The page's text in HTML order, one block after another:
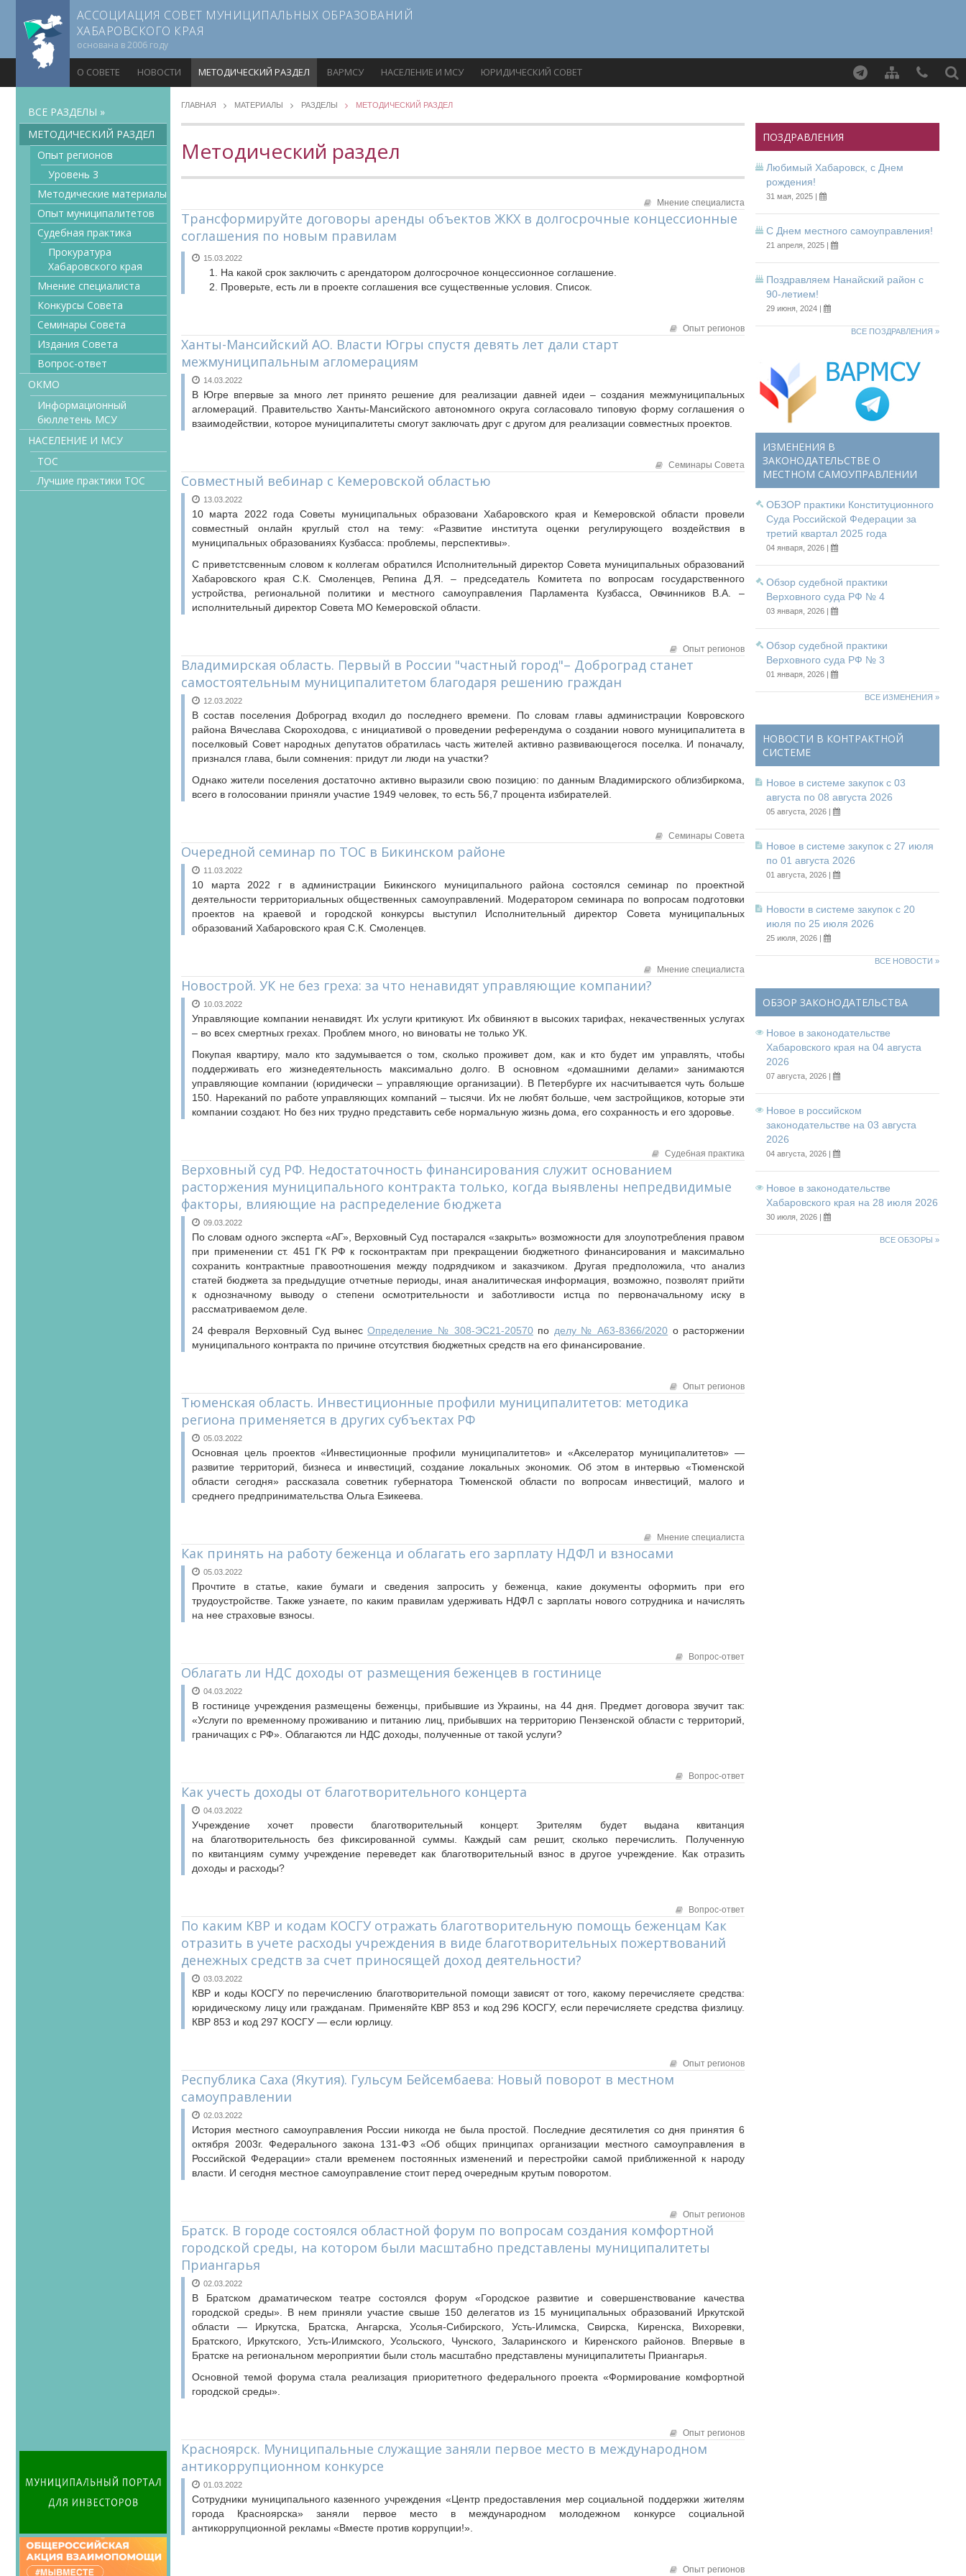
АССОЦИАЦИЯ СОВЕТ МУНИЦИПАЛЬНЫХ ОБРАЗОВАНИЙ
ХАБАРОВСКОГО КРАЯ
основана в 2006 году
О СОВЕТЕ НОВОСТИ МЕТОДИЧЕСКИЙ РАЗДЕЛ ВАРМСУ НАСЕЛЕНИЕ И МСУ ЮРИДИЧЕСКИЙ СОВЕТ
ВСЕ РАЗДЕЛЫ »
МЕТОДИЧЕСКИЙ РАЗДЕЛ
Опыт регионов
Уровень 3
Методические материалы
Опыт муниципалитетов
Судебная практика
Прокуратура
Хабаровского края
Мнение специалиста
Конкурсы Совета
Семинары Совета
Издания Совета
Вопрос-ответ
ОКМО
Информационный
бюллетень МСУ
НАСЕЛЕНИЕ И МСУ
ТОС
Лучшие практики ТОС
ГЛАВНАЯ МАТЕРИАЛЫ РАЗДЕЛЫ МЕТОДИЧЕСКИЙ РАЗДЕЛ
Методический раздел
Мнение специалиста
Трансформируйте договоры аренды объектов ЖКХ в долгосрочные концессионные
соглашения по новым правилам
15.03.2022
На какой срок заключить с арендатором долгосрочное концессионное соглашение.
Проверьте, есть ли в проекте соглашения все существенные условия. Список.
Опыт регионов
Ханты-Мансийский АО. Власти Югры спустя девять лет дали старт
межмуниципальным агломерациям
14.03.2022
В Югре впервые за много лет принято решение для реализации давней идеи – создания межмуниципальных
агломераций. Правительство Ханты-Мансийского автономного округа согласовало типовую форму соглашения о
взаимодействии, которое муниципалитеты смогут заключать друг с другом для реализации совместных проектов.
Семинары Совета
Совместный вебинар с Кемеровской областью
13.03.2022
10 марта 2022 года Советы муниципальных образовани Хабаровского края и Кемеровской области провели
совместный онлайн круглый стол на тему: «Развитие института оценки регулирующего воздействия в
муниципальных образованиях Кузбасса: проблемы, перспективы».
С приветстсвенным словом к коллегам обратился Исполнительный директор Совета муниципальных образований
Хабаровского края С.К. Смоленцев, Репина Д.Я.
– председатель Комитета по вопросам государственного
устройства, региональной политики и местного самоуправления Парламента Кузбасса, Овчинников В.А.
–
исполнительный директор Совета МО Кемеровской области.
Опыт регионов
Владимирская область. Первый в России "частный город"– Доброград станет
самостоятельным муниципалитетом благодаря решению граждан
12.03.2022
В состав поселения Доброград входил до последнего времени. По словам главы администрации Ковровского
района Вячеслава Скороходова, с инициативой о проведении референдума о создании нового муниципалитета в
поселковый Совет народных депутатов обратилась часть жителей активно развивающегося поселка. И поначалу,
признался глава, были сомнения: придут ли люди на участки?
Однако жители поселения достаточно активно выразили свою позицию: по данным Владимирского облизбиркома,
всего в голосовании приняли участие 1949 человек, то есть 56,7 процента избирателей.
Семинары Совета
Очередной семинар по ТОС в Бикинском районе
11.03.2022
10 марта 2022 г в администрации Бикинского муниципального района состоялся семинар по проектной
деятельности территориальных общественных самоуправлений. Модератором семинара по вопросам подготовки
проектов на краевой и городской конкурсы выступил Исполнительный директор Совета муниципальных
образований Хабаровского края С.К. Смоленцев.
Мнение специалиста
Новострой. УК не без греха: за что ненавидят управляющие компании?
10.03.2022
Управляющие компании ненавидят. Их услуги критикуют. Их обвиняют в высоких тарифах, некачественных услугах
– во всех смертных грехах. Проблем много, но виноваты не только УК.
Покупая квартиру, мало кто задумывается о том, сколько проживет дом, как и кто будет им управлять, чтобы
поддерживать его жизнедеятельность максимально долго. В основном «домашними делами» занимаются
управляющие компании (юридически – управляющие организации). В Петербурге их насчитывается чуть больше
150. Нареканий по работе управляющих компаний – тысячи. Их не любят больше, чем застройщиков, которые эти
компании создают. Но без них трудно представить себе нормальную жизнь дома, его сохранность и его здоровье.
Судебная практика
Верховный суд РФ. Недостаточность финансирования служит основанием
расторжения муниципального контракта только, когда выявлены непредвидимые
факторы, влияющие на распределение бюджета
09.03.2022
По словам одного эксперта «АГ», Верховный Суд постарался «закрыть» возможности для злоупотребления правом
при применении ст. 451 ГК РФ к госконтрактам при прекращении бюджетного финансирования и максимально
сохранить контрактные правоотношения между подрядчиком и заказчиком. Другая предположила, что анализ
статей бюджета за предыдущие отчетные периоды, иная аналитическая информация, возможно, позволят прийти
к однозначному выводу о степени осмотрительности и заботливости истца по первоначальному иску в
рассматриваемом деле.
24 февраля Верховный Суд вынесОпределение № 308-ЭС21-20570 по делу № А63-8366/2020 о расторжении
муниципального контракта по причине отсутствия бюджетных средств на его финансирование.
Опыт регионов
Тюменская область. Инвестиционные профили муниципалитетов: методика
региона применяется в других субъектах РФ
05.03.2022
Основная цель проектов «Инвестиционные профили муниципалитетов» и «Акселератор муниципалитетов» —
развитие территорий, бизнеса и инвестиций, создание локальных экономик. Об этом в интервью «Тюменской
области сегодня» рассказала советник губернатора Тюменской области по вопросам инвестиций, малого и
среднего предпринимательства Ольга Езикеева.
Мнение специалиста
Как принять на работу беженца и облагать его зарплату НДФЛ и взносами
05.03.2022
Прочтите в статье, какие бумаги и сведения запросить у беженца, какие документы оформить при его
трудоустройстве. Также узнаете, по каким правилам удерживать НДФЛ с зарплаты нового сотрудника и начислять
на нее страховые взносы.
Вопрос-ответ
Облагать ли НДС доходы от размещения беженцев в гостинице
04.03.2022
В гостинице учреждения размещены беженцы, прибывшие из Украины, на 44 дня. Предмет договора звучит так:
«Услуги по временному проживанию и питанию лиц, прибывших на территорию Пензенской области с территорий,
граничащих с РФ». Облагаются ли НДС доходы, полученные от такой услуги?
Вопрос-ответ
Как учесть доходы от благотворительного концерта
04.03.2022
Учреждение хочет провести благотворительный концерт. Зрителям будет выдана квитанция
на благотворительность без фиксированной суммы. Каждый сам решит, сколько перечислить. Полученную
по квитанциям сумму учреждение переведет как благотворительный взнос в другое учреждение. Как отразить
доходы и расходы?
Вопрос-ответ
По каким КВР и кодам КОСГУ отражать благотворительную помощь беженцам Как
отразить в учете расходы учреждения в виде благотворительных пожертвований
денежных средств за счет приносящей доход деятельности?
03.03.2022
КВР и коды КОСГУ по перечислению благотворительной помощи зависят от того, какому перечисляете средства:
юридическому лицу или гражданам. Применяйте КВР 853 и код 296 КОСГУ, если перечисляете средства физлицу.
КВР 853 и код 297 КОСГУ — если юрлицу.
Опыт регионов
Республика Саха (Якутия). Гульсум Бейсембаева: Новый поворот в местном
самоуправлении
02.03.2022
История местного самоуправления России никогда не была простой. Последние десятилетия со дня принятия 6
октября 2003г. Федерального закона 131-ФЗ «Об общих принципах организации местного самоуправления в
Российской Федерации» стали временем постоянных изменений и перестройки самой приближенной к народу
власти. И сегодня местное самоуправление стоит перед очередным крутым поворотом.
Опыт регионов
Братск. В городе состоялся областной форум по вопросам создания комфортной
городской среды, на котором были масштабно представлены муниципалитеты
Приангарья
02.03.2022
В Братском драматическом театре состоялся форум «Городское развитие и совершенствование качества
городской среды». В нем приняли участие свыше 150 делегатов из 15 муниципальных образований Иркутской
области — Иркутска, Братска, Ангарска, Усолья-Сибирского, Усть-Илимска, Свирска, Киренска, Вихоревки,
Братского, Иркутского, Усть-Илимского, Усольского, Чунского, Заларинского и Киренского районов. Впервые в
Братске на региональном мероприятии были столь масштабно представлены муниципалитеты Приангарья.
Основной темой форума стала реализация приоритетного федерального проекта «Формирование комфортной
городской среды».
Опыт регионов
Красноярск. Муниципальные служащие заняли первое место в международном
антикоррупционном конкурсе
01.03.2022
Сотрудники муниципального казенного учреждения «Центр предоставления мер социальной поддержки жителям
города Красноярска» заняли первое место в международном молодежном конкурсе социальной
антикоррупционной рекламы «Вместе против коррупции!».
Опыт регионов
ПОЗДРАВЛЕНИЯ
Любимый Хабаровск, с Днем
рождения!
31 мая, 2025 |
С Днем местного самоуправления!
21 апреля, 2025 |
Поздравляем Нанайский район с
90-летием!
29 июня, 2024 |
ВСЕ ПОЗДРАВЛЕНИЯ »
ИЗМЕНЕНИЯ В
ЗАКОНОДАТЕЛЬСТВЕ О
МЕСТНОМ САМОУПРАВЛЕНИИ
ОБЗОР практики Конституционного
Суда Российской Федерации за
третий квартал 2025 года
04 января, 2026 |
Обзор судебной практики
Верховного суда РФ № 4
03 января, 2026 |
Обзор судебной практики
Верховного суда РФ № 3
01 января, 2026 |
ВСЕ ИЗМЕНЕНИЯ »
НОВОСТИ В КОНТРАКТНОЙ
СИСТЕМЕ
Новое в системе закупок с 03
августа по 08 августа 2026
05 августа, 2026 |
Новое в системе закупок с 27 июля
по 01 августа 2026
01 августа, 2026 |
Новости в системе закупок с 20
июля по 25 июля 2026
25 июля, 2026 |
ВСЕ НОВОСТИ »
ОБЗОР ЗАКОНОДАТЕЛЬСТВА
Новое в законодательстве
Хабаровского края на 04 августа
2026
07 августа, 2026 |
Новое в российском
законодательстве на 03 августа
2026
04 августа, 2026 |
Новое в законодательстве
Хабаровского края на 28 июля 2026
30 июля, 2026 |
ВСЕ ОБЗОРЫ »